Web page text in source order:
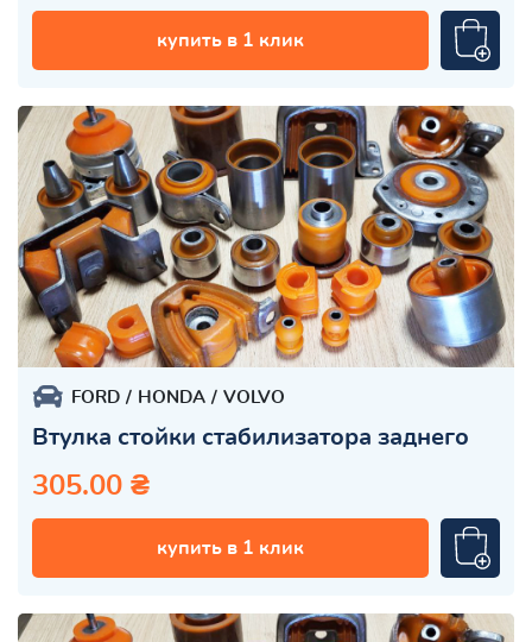
купить в 1 клик
FORD HONDA VOLVO
Втулка стойки стабилизатора заднего
305.00 ₴
купить в 1 клик